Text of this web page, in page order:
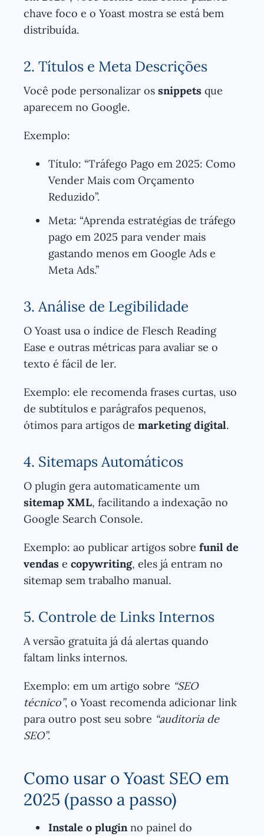
chave foco e o Yoast mostra se está bem
distribuída.
2. Títulos e Meta Descrições
Você pode personalizar os snippets que
aparecem no Google.
Exemplo:
Título: “Tráfego Pago em 2025: Como
Vender Mais com Orçamento
Reduzido”.
Meta: “Aprenda estratégias de tráfego
pago em 2025 para vender mais
gastando menos em Google Ads e
Meta Ads.”
3. Análise de Legibilidade
O Yoast usa o índice de Flesch Reading
Ease e outras métricas para avaliar se o
texto é fácil de ler.
Exemplo: ele recomenda frases curtas, uso
de subtítulos e parágrafos pequenos,
ótimos para artigos de marketing digital.
4. Sitemaps Automáticos
O plugin gera automaticamente um
sitemap XML, facilitando a indexação no
Google Search Console.
Exemplo: ao publicar artigos sobre funil de
vendas e copywriting, eles já entram no
sitemap sem trabalho manual.
5. Controle de Links Internos
A versão gratuita já dá alertas quando
faltam links internos.
Exemplo: em um artigo sobre “SEO
técnico”, o Yoast recomenda adicionar link
para outro post seu sobre “auditoria de
SEO”.
Como usar o Yoast SEO em
2025 (passo a passo)
Instale o pluginno painel do